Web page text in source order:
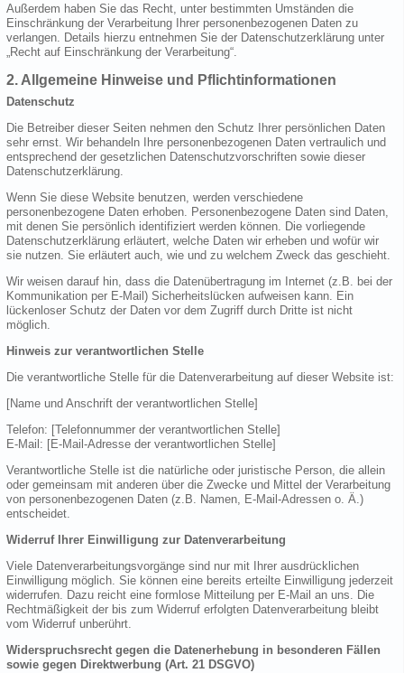
Außerdem haben Sie das Recht, unter bestimmten Umständen die
Einschränkung der Verarbeitung Ihrer personenbezogenen Daten zu
verlangen. Details hierzu entnehmen Sie der Datenschutzerklärung unter
„Recht auf Einschränkung der Verarbeitung“.
2. Allgemeine Hinweise und Pflichtinformationen
Datenschutz
Die Betreiber dieser Seiten nehmen den Schutz Ihrer persönlichen Daten
sehr ernst. Wir behandeln Ihre personenbezogenen Daten vertraulich und
entsprechend der gesetzlichen Datenschutzvorschriften sowie dieser
Datenschutzerklärung.
Wenn Sie diese Website benutzen, werden verschiedene
personenbezogene Daten erhoben. Personenbezogene Daten sind Daten,
mit denen Sie persönlich identifiziert werden können. Die vorliegende
Datenschutzerklärung erläutert, welche Daten wir erheben und wofür wir
sie nutzen. Sie erläutert auch, wie und zu welchem Zweck das geschieht.
Wir weisen darauf hin, dass die Datenübertragung im Internet (z.B. bei der
Kommunikation per E-Mail) Sicherheitslücken aufweisen kann. Ein
lückenloser Schutz der Daten vor dem Zugriff durch Dritte ist nicht
möglich.
Hinweis zur verantwortlichen Stelle
Die verantwortliche Stelle für die Datenverarbeitung auf dieser Website ist:
[Name und Anschrift der verantwortlichen Stelle]
Telefon: [Telefonnummer der verantwortlichen Stelle]
E-Mail: [E-Mail-Adresse der verantwortlichen Stelle]
Verantwortliche Stelle ist die natürliche oder juristische Person, die allein
oder gemeinsam mit anderen über die Zwecke und Mittel der Verarbeitung
von personenbezogenen Daten (z.B. Namen, E-Mail-Adressen o. Ä.)
entscheidet.
Widerruf Ihrer Einwilligung zur Datenverarbeitung
Viele Datenverarbeitungsvorgänge sind nur mit Ihrer ausdrücklichen
Einwilligung möglich. Sie können eine bereits erteilte Einwilligung jederzeit
widerrufen. Dazu reicht eine formlose Mitteilung per E-Mail an uns. Die
Rechtmäßigkeit der bis zum Widerruf erfolgten Datenverarbeitung bleibt
vom Widerruf unberührt.
Widerspruchsrecht gegen die Datenerhebung in besonderen Fällen
sowie gegen Direktwerbung (Art. 21 DSGVO)